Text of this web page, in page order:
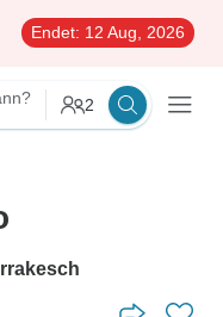
Endet: 12 Aug, 2026
2